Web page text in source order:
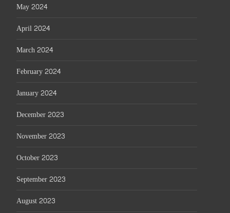
May 2024
April 2024
March 2024
February 2024
January 2024
December 2023
November 2023
October 2023
September 2023
August 2023